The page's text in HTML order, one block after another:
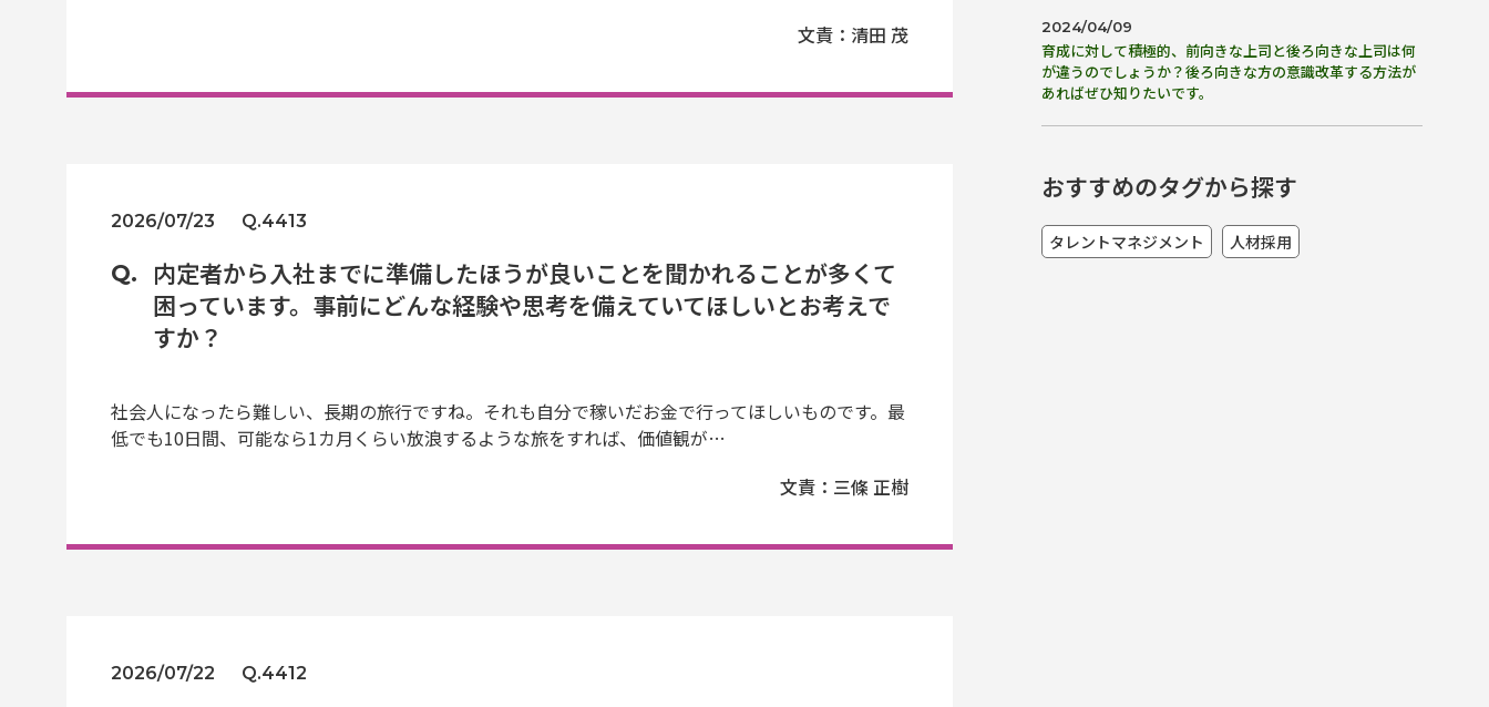
文責：清田 茂
2026/07/23 Q.4413
内定者から入社までに準備したほうが良いことを聞かれることが多くて
困っています。事前にどんな経験や思考を備えていてほしいとお考えで
すか？
社会人になったら難しい、長期の旅行ですね。それも自分で稼いだお金で行ってほしいものです。最
低でも10日間、可能なら1カ月くらい放浪するような旅をすれば、価値観が…
文責：三條 正樹
2026/07/22 Q.4412
2024/04/09
育成に対して積極的、前向きな上司と後ろ向きな上司は何
が違うのでしょうか？後ろ向きな方の意識改革する方法が
あればぜひ知りたいです。
おすすめのタグから探す
タレントマネジメント 人材採用